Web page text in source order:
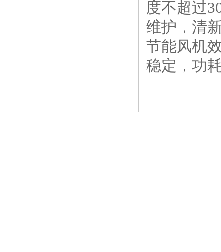
度不超过
维护，清
节能风机
稳定，功